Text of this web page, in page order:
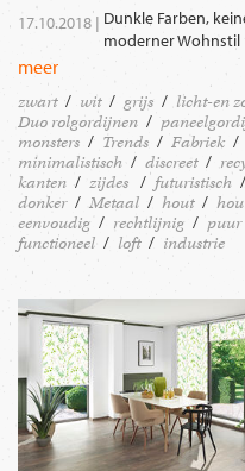
17.10.2018 | Dunkle Farben,
moderner
meer
zwart wit grijs licht-en
Duo rolgordijnen
monsters
Trends Fabriek
minimalistisch
discreet
kanten
zijdes futuristisch
donker
Metaal hout
eenvoudig
rechtlijnig puur
functioneel
loft industrie